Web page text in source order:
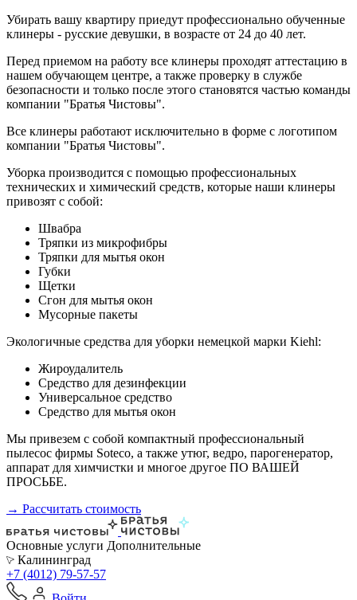
Убирать вашу квартиру приедут профессионально обученные
клинеры - русские девушки, в возрасте от 24 до 40 лет.
Перед приемом на работу все клинеры проходят аттестацию в
нашем обучающем центре, а также проверку в службе
безопасности и только после этого становятся частью команды
компании "Братья Чистовы".
Все клинеры работают исключительно в форме с логотипом
компании "Братья Чистовы".
Уборка производится с помощью профессиональных
технических и химический средств, которые наши клинеры
привозят с собой:
Швабра
Тряпки из микрофибры
Тряпки для мытья окон
Губки
Щетки
Сгон для мытья окон
Мусорные пакеты
Экологичные средства для уборки немецкой марки Kiehl:
Жироудалитель
Средство для дезинфекции
Универсальное средство
Средство для мытья окон
Мы привезем с собой компактный профессиональный
пылесос фирмы Soteco, а также утюг, ведро, парогенератор,
аппарат для химчистки и многое другое ПО ВАШЕЙ
ПРОСЬБЕ.
→ Рассчитать стоимость
Основные услуги Дополнительные
Калининград
+7 (4012) 79-57-57